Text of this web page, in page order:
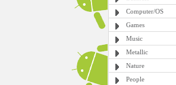
Computer/OS
Games
Music
Metallic
Nature
People